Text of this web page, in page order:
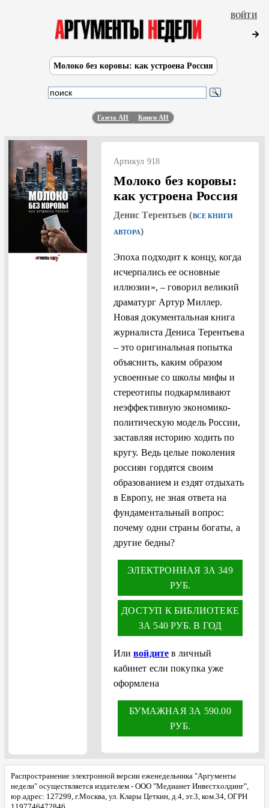
Молоко без коровы: как устроена Россия
ВОЙТИ
Газета АН Книги АН
Артикул 918
Молоко без коровы:
как устроена Россия
Денис Терентьев (ВСЕ КНИГИ
АВТОРА)
Эпоха подходит к концу, когда
исчерпались ее основные
иллюзии», – говорил великий
драматург Артур Миллер.
Новая документальная книга
журналиста Дениса Терентьева
– это оригинальная попытка
объяснить, каким образом
усвоенные со школы мифы и
стереотипы подкармливают
неэффективную экономико-
политическую модель России,
заставляя историю ходить по
кругу. Ведь целые поколения
россиян гордятся своим
образованием и ездят отдыхать
в Европу, не зная ответа на
фундаментальный вопрос:
почему одни страны богаты, а
другие бедны?
ЭЛЕКТРОННАЯ ЗА 349
РУБ.
ДОСТУП К БИБЛИОТЕКЕ
ЗА 540 РУБ. В ГОД
Иливойдитев личный
кабинет если покупка уже
оформлена
БУМАЖНАЯ ЗА 590.00
РУБ.
Распространение электронной версии еженедельника "Аргументы
недели" осуществляется издателем - ООО "Медианет Инвестхолдинг",
юр.адрес: 127299, г.Москва, ул. Клары Цеткин, д.4, эт.3, ком.34, ОГРН